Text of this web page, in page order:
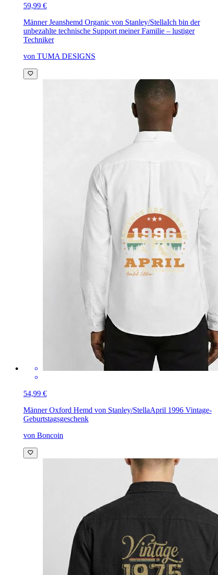
59,99 €
Männer Jeanshemd Organic von Stanley/StellaIch bin der
unbezahlte technische Support meiner Familie – lustiger
Techniker
von TUMA DESIGNS
54,99 €
Männer Oxford Hemd von Stanley/StellaApril 1996 Vintage-
Geburtstagsgeschenk
von Boncoin